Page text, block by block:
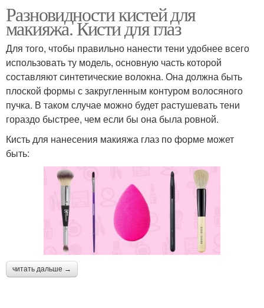
Разновидности кистей для
макияжа. Кисти для глаз
Для того, чтобы правильно нанести тени удобнее всего
использовать ту модель, основную часть которой
составляют синтетические волокна. Она должна быть
плоской формы с закругленным контуром волосяного
пучка. В таком случае можно будет растушевать тени
гораздо быстрее, чем если бы она была ровной.
Кисть для нанесения макияжа глаз по форме может
быть:
читать дальше →